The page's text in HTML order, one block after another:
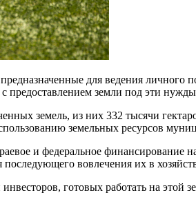
для ведения личного
земли под эти
земель, из них 332 тысячи
земельных ресурсов
и федеральное финансирование
вовлечения их в
готовых работать на